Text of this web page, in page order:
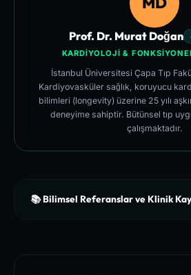
Prof. Dr. Murat Doğan
KARDIYOLOJI &
İstanbul Üniversitesi Çapa Tıp
Kardiyovasküler sağlık, koruyucu
bilimleri (longevity) üzerine 25 yılı
deneyime sahiptir. Bütünsel tıp
çalışmaktadır.
📚 Bilimsel Referanslar ve Klinik